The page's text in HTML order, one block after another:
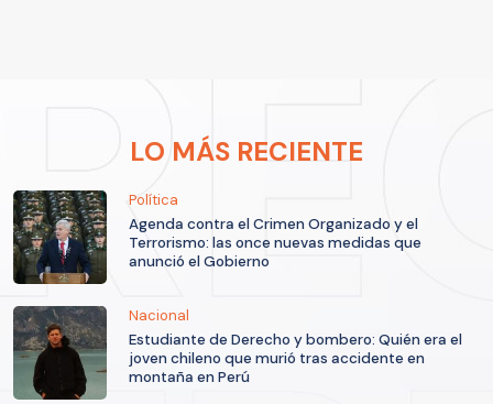
LO MÁS RECIENTE
Política
Agenda contra el Crimen Organizado y el
Terrorismo: las once nuevas medidas que
anunció el Gobierno
Nacional
Estudiante de Derecho y bombero: Quién era el
joven chileno que murió tras accidente en
montaña en Perú